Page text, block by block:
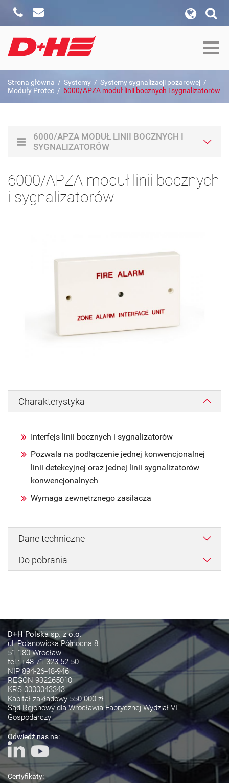
Formularz wyszukiwania
wyszukiwanie w witrynie
Szukaj
Strona główna / Systemy / Systemy sygnalizacji pożarowej /
Moduły Protec / 6000/APZA moduł linii bocznych i sygnalizatorów
6000/APZA MODUŁ LINII BOCZNYCH I
SYGNALIZATORÓW
6000/APZA moduł linii bocznych
i sygnalizatorów
Charakterystyka
Interfejs linii bocznych i sygnalizatorów
Pozwala na podłączenie jednej konwencjonalnej
linii detekcyjnej oraz jednej linii sygnalizatorów
konwencjonalnych
Wymaga zewnętrznego zasilacza
Dane techniczne
Do pobrania
D+H Polska sp. z o.o.
ul. Polanowicka Północna 8
51-180 Wrocław
tel.: +48 71 323 52 50
NIP 894-26-48-946
REGON 932265010
KRS 0000043343
Kapitał zakładowy 550 000 zł
Sąd Rejonowy dla Wrocławia Fabrycznej Wydział VI
Gospodarczy
Odwiedź nas na:
Certyfikaty: